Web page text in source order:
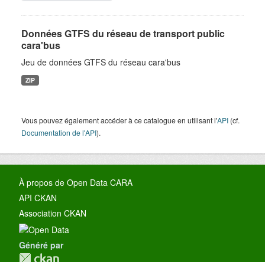
Données GTFS du réseau de transport public
cara'bus
Jeu de données GTFS du réseau cara'bus
ZIP
Vous pouvez également accéder à ce catalogue en utilisant l'API (cf.
Documentation de l'API).
À propos de Open Data CARA
API CKAN
Association CKAN
Généré par